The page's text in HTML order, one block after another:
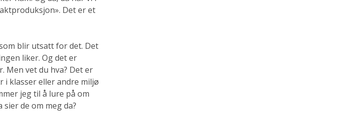
Det er et
blir utsatt for det. Det
liker. Og det er
Men vet du hva? Det er
i klasser eller andre miljø
jeg til å lure på om
de om meg da?